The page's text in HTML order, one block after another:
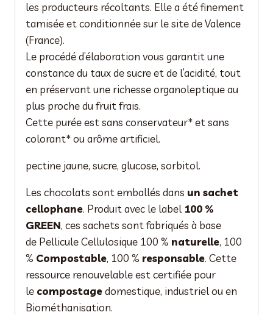
les producteurs récoltants. Elle a été finement
tamisée et conditionnée sur le site de Valence
(France).
Le procédé d’élaboration vous garantit une
constance du taux de sucre et de l’acidité, tout
en préservant une richesse organoleptique au
plus proche du fruit frais.
Cette purée est sans conservateur* et sans
colorant* ou arôme artificiel.
pectine jaune, sucre, glucose, sorbitol.
Les chocolats sont emballés dans un sachet
cellophane. Produit avec le label 100 %
GREEN, ces sachets sont fabriqués à base
de Pellicule Cellulosique 100 % naturelle, 100
% Compostable, 100 % responsable. Cette
ressource renouvelable est certifiée pour
le compostagedomestique, industriel ou en
Biométhanisation.